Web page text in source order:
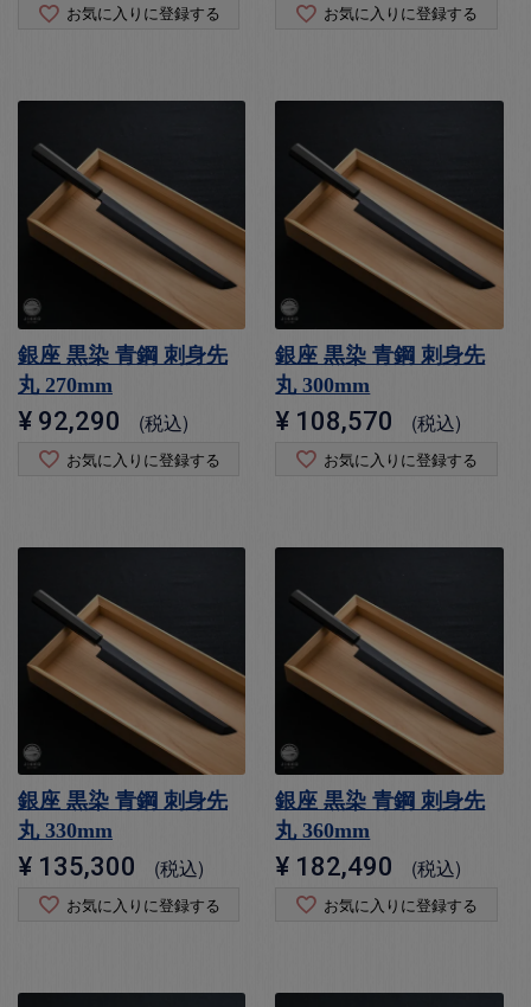
お気に入りに登録する お気に入りに登録する
銀座 黒染 青鋼 刺身先
丸 270mm
¥ 92,290 税込
お気に入りに登録する
銀座 黒染 青鋼 刺身先
丸 300mm
¥ 108,570 税込
お気に入りに登録する
銀座 黒染 青鋼 刺身先
丸 330mm
¥ 135,300 税込
お気に入りに登録する
銀座 黒染 青鋼 刺身先
丸 360mm
¥ 182,490 税込
お気に入りに登録する